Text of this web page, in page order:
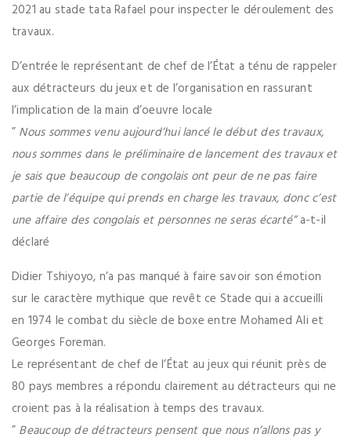
2021 au stade tata Rafael pour inspecter le déroulement des
travaux.
D’entrée le représentant de chef de l’État a ténu de rappeler
aux détracteurs du jeux et de l’organisation en rassurant
l’implication de la main d’oeuvre locale
” Nous sommes venu aujourd’hui lancé le début des travaux,
nous sommes dans le préliminaire de lancement des travaux et
je sais que beaucoup de congolais ont peur de ne pas faire
partie de l’équipe qui prends en charge les travaux, donc c’est
une affaire des congolais et personnes ne seras écarté”a-t-il
déclaré
Didier Tshiyoyo, n’a pas manqué à faire savoir son émotion
sur le caractère mythique que revêt ce Stade qui a accueilli
en 1974 le combat du siècle de boxe entre Mohamed Ali et
Georges Foreman.
Le représentant de chef de l’État au jeux qui réunit près de
80 pays membres a répondu clairement au détracteurs qui ne
croient pas à la réalisation à temps des travaux.
” Beaucoup de détracteurs pensent que nous n’allons pas y